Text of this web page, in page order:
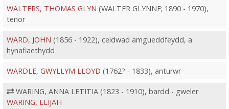
WALTERS, THOMAS GLYN (WALTER GLYNNE; 1890 - 1970),
tenor
WARD, JOHN (1856 - 1922), ceidwad amgueddfeydd, a
hynafiaethydd
WARDLE, GWYLLYM LLOYD (1762? - 1833), anturwr
WARING, ANNA LETITIA (1823 - 1910), bardd - gweler
WARING, ELIJAH